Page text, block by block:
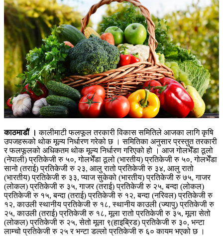
काठमाडौं । कालीमाटी फलफूल तरकारी विकास समितिले आजका लागि कृषि
उपजहरूको थोक मूल्य निर्धारण गरेको छ । समितिका अनुसार प्रस्तुत तरकारी
र फलफूलको अधिकतम थोक मूल्य निर्धारण गरिएको हो । आज गोलभेँडा ठूलो
(नेपाली) प्रतिकेजी रु ५०, गोलभेँडा ठूलो (भारतीय) प्रतिकेजी रु ५०, गोलभेँडा
सानो (तराई) प्रतिकेजी रु २३, आलु रातो प्रतिकेजी रु ३४, आलु रातो
(भारतीय) प्रतिकेजी रु ३३, प्याज सुकेको (भारतीय) प्रतिकेजी रु ७५, गाजर
(लोकल) प्रतिकेजी रु ३५, गाजर (तराई) प्रतिकेजी रु २५, बन्दा (लोकल)
प्रतिकेजी रु १५, बन्दा (तराई) प्रतिकेजी रु १२, बन्दा (नरिवल) प्रतिकेजी रु
१२, काउली स्थानीय प्रतिकेजी रु १८, स्थानीय काउली (ज्यापु) प्रतिकेजी रु
२५, काउली (तराई) प्रतिकेजी रु १८, मूला रातो प्रतिकेजी रु ३५, मूला सेतो
(लोकल) प्रतिकेजी रु २५, सेतो मूला ९(हाइब्रिड) प्रतिकेजी रु ३०, भन्टा
लाम्चो प्रतिकेजी रु २५ र भन्टा डल्लो प्रतिकेजी रु ६० कायम भएको छ ।